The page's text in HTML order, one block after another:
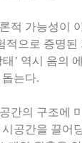
적 가능성이
적으로 증명
’ 역시 음의
는다.
간의 구조에
공간을 끌어